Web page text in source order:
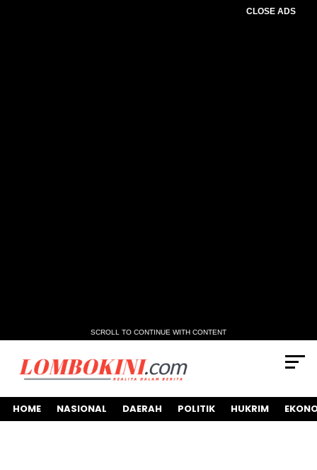
CLOSE ADS
SCROLL TO CONTINUE WITH CONTENT
HOME NASIONAL DAERAH POLITIK HUKRIM